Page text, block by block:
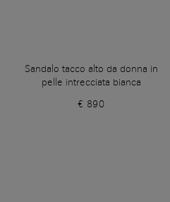
Sandalo tacco alto da donna in
pelle intrecciata bianca
€ 890